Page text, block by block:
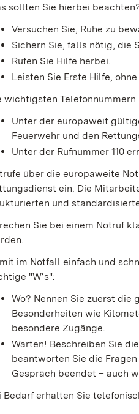
sollten Sie hierbei
Versuchen Sie, Ruhe zu
Sichern Sie, falls nötig, die
Rufen Sie Hilfe herbei.
Leisten Sie Erste Hilfe,
wichtigsten Telefonnummern
Unter der europaweit
Feuerwehr und den
Unter der Rufnummer 110
über die europaweite
ein. Die
und
Sie bei einem Notruf
im Notfall einfach und
"W‘s":
Wo? Nennen Sie zuerst die
Besonderheiten wie
besondere Zugänge.
Warten! Beschreiben Sie
beantworten Sie die
Gespräch beendet – auch
Bedarf erhalten Sie